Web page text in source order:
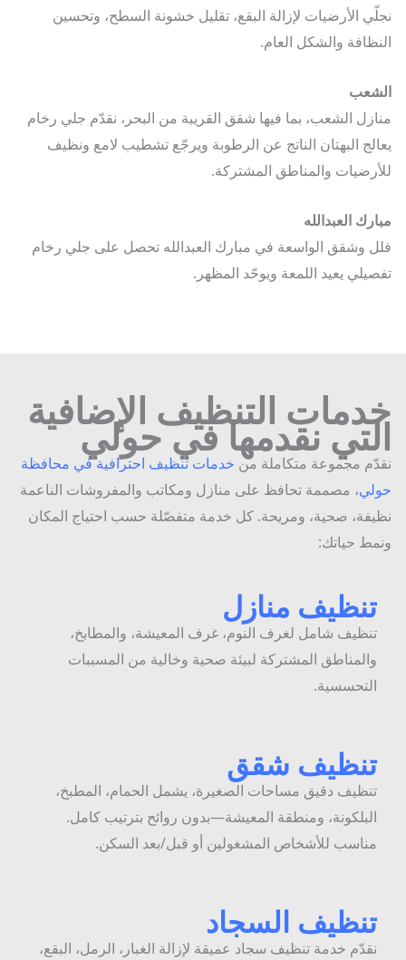
الأرضيات لإزالة البقع، تقليل خشونة السطح، وتحسين
والشكل العام.
الشعب، بما فيها شقق القريبة من البحر، نقدّم جلي رخام
البهتان الناتج عن الرطوبة ويرجّع تشطيب لامع ونظيف
والمناطق المشتركة.
العبدالله
وشقق الواسعة في مبارك العبدالله تحصل على جلي رخام
يعيد اللمعة ويوحّد المظهر.
التنظيف الإضافية
نقدمها في حولي
مجموعة متكاملة منخدمات تنظيف احترافية في محافظة
، مصممة تحافظ على منازل ومكاتب والمفروشات الناعمة
صحية، ومريحة. كل خدمة متفصّلة حسب احتياج المكان
حياتك:
تنظيف منازل
تنظيف شامل لغرف النوم، غرف المعيشة، والمطابخ،
والمناطق المشتركة لبيئة صحية وخالية من المسببات
التحسسية.
تنظيف شقق
تنظيف دقيق مساحات الصغيرة، يشمل الحمام، المطبخ،
البلكونة، ومنطقة المعيشة—بدون روائح بترتيب كامل.
مناسب للأشخاص المشغولين أو قبل/بعد السكن.
تنظيف السجاد
نقدّم خدمة تنظيف سجاد عميقة لإزالة الغبار، الرمل، البقع،